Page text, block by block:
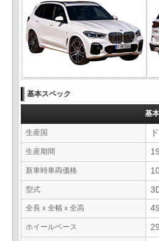
基本スペック
基
生産国
生産期間
新車時車両価格
型式
全長ｘ全幅ｘ全高
ホイールベース